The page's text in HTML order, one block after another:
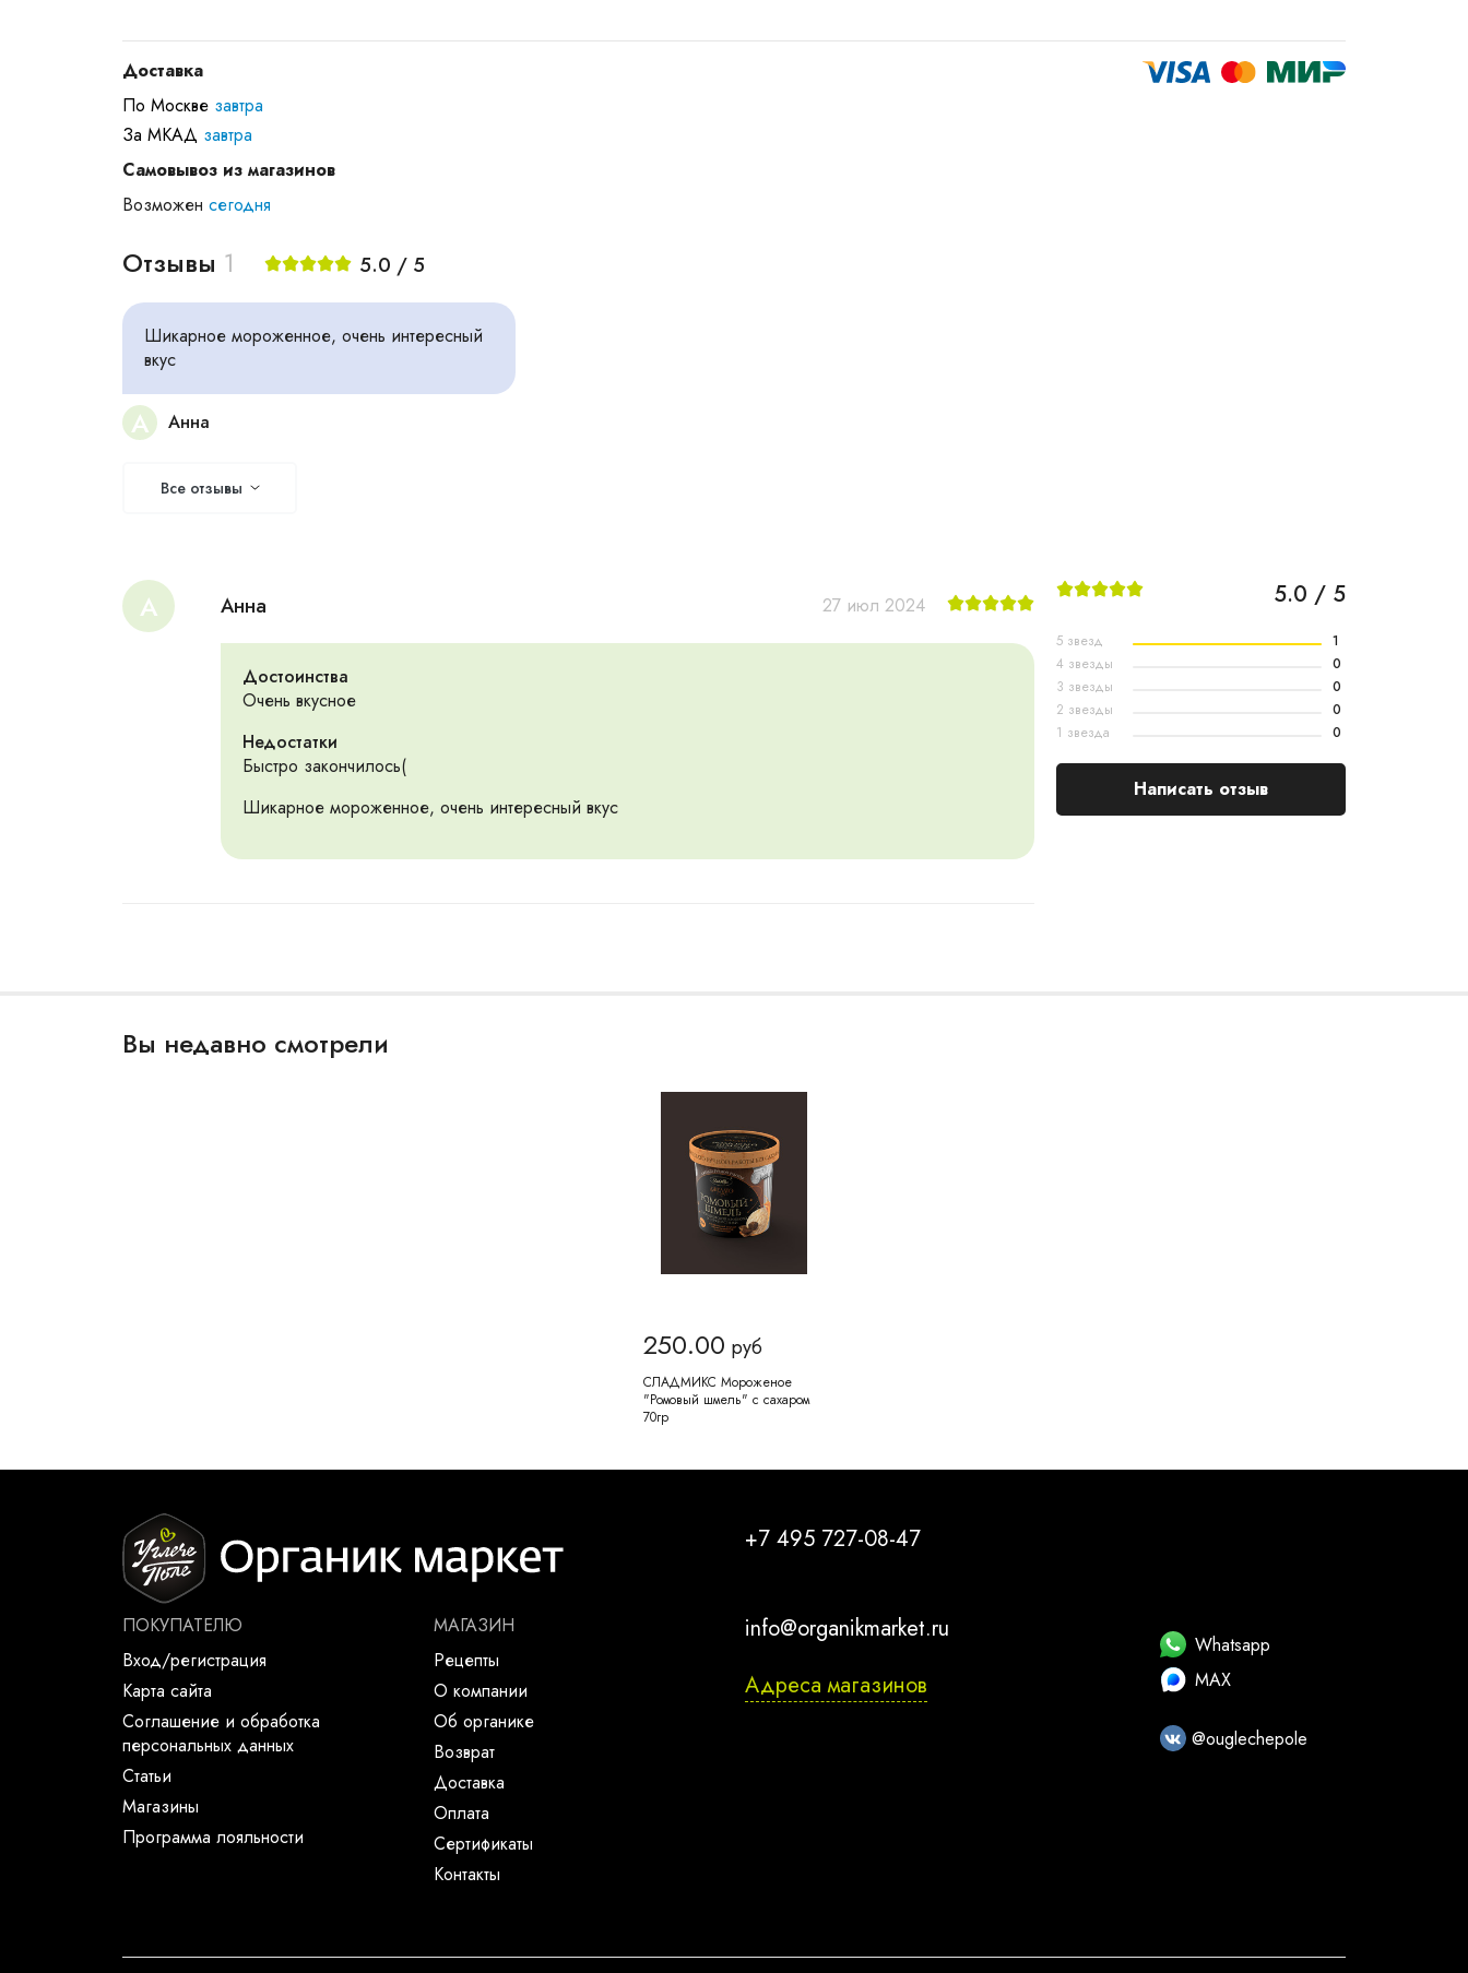
Доставка
По Москве завтра
За МКАД завтра
Самовывоз из магазинов
Возможен сегодня
Отзывы 1 5.0 / 5
Шикарное мороженное, очень интересный
вкус
А Анна
Все отзывы
А Анна 27 июл 2024
Достоинства
Очень вкусное
Недостатки
Быстро закончилось(
Шикарное мороженное, очень интересный вкус
5.0 / 5
5 звезд
1
4 звезды
0
3 звезды
0
2 звезды
0
1 звезда
0
Написать отзыв
Вы недавно смотрели
250.00 руб
СЛАДМИКС Мороженое
"Ромовый шмель" с сахаром
70гр
ПОКУПАТЕЛЮ
Вход/регистрация
Карта сайта
Соглашение и обработка
персональных данных
Статьи
Магазины
Программа лояльности
МАГАЗИН
Рецепты
О компании
Об органике
Возврат
Доставка
Оплата
Сертификаты
Контакты
+7 495 727-08-47
info@organikmarket.ru
Адреса магазинов
Whatsapp
MAX
@ouglechepole